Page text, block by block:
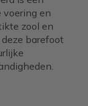
en
zool en
barefoot